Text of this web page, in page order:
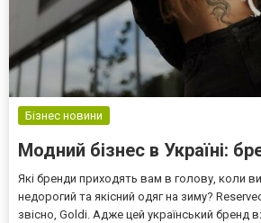
Бізнес новини
Модний бізнес в Україні:
Які бренди приходять вам в голову, коли
недорогий та якісний одяг на зиму?
звісно, Goldi. Адже цей український бренд